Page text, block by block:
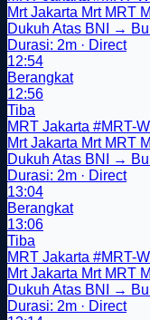
Mrt Jakarta Mrt MRT
Dukuh Atas BNI →
Durasi: 2m · Direct
12:54
Berangkat
12:56
Tiba
MRT Jakarta #MRT-
Mrt Jakarta Mrt MRT
Dukuh Atas BNI →
Durasi: 2m · Direct
13:04
Berangkat
13:06
Tiba
MRT Jakarta #MRT-
Mrt Jakarta Mrt MRT
Dukuh Atas BNI →
Durasi: 2m · Direct